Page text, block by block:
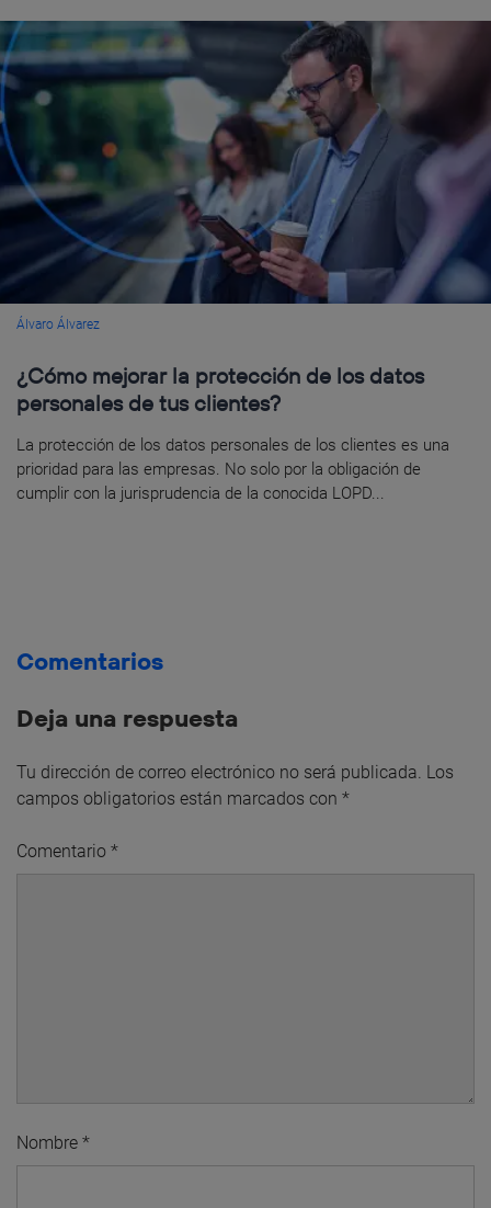
Álvaro Álvarez
¿Cómo mejorar la protección de los datos
personales de tus clientes?
La protección de los datos personales de los clientes es una
prioridad para las empresas. No solo por la obligación de
cumplir con la jurisprudencia de la conocida LOPD...
Comentarios
Deja una respuesta
Tu dirección de correo electrónico no será publicada. Los
campos obligatorios están marcados con *
Comentario *
Nombre *